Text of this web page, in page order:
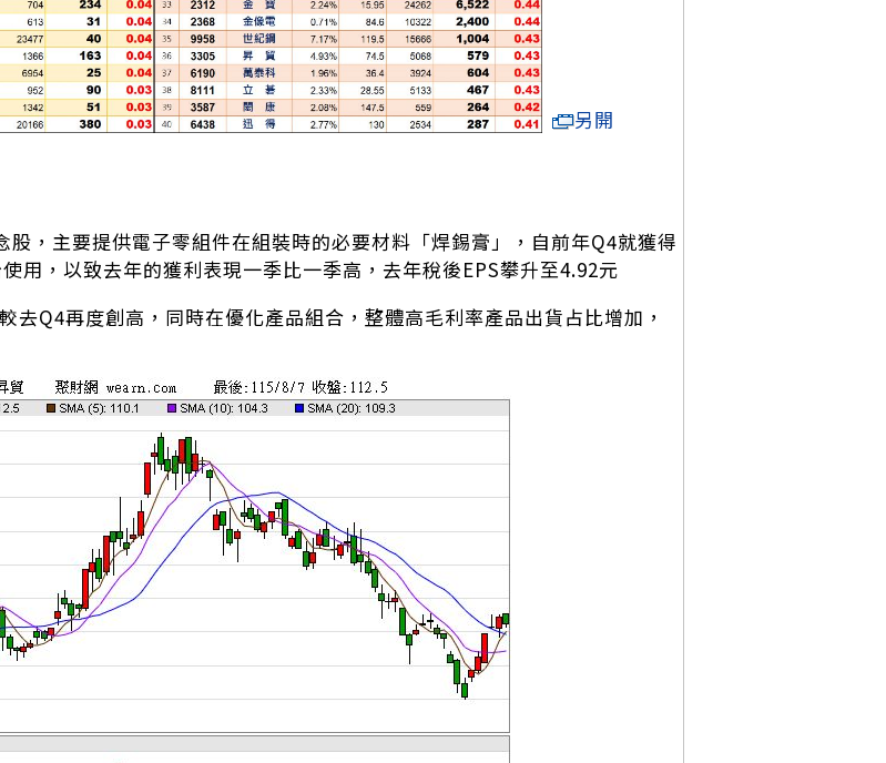
另開
股，主要提供電子零組件在組裝時的必要材料「焊錫膏」，自前年Q4就獲得
用，以致去年的獲利表現一季比一季高，去年稅後EPS攀升至4.92元
去Q4再度創高，同時在優化產品組合，整體高毛利率產品出貨占比增加，